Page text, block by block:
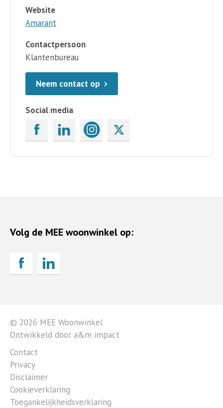
Website
Amarant
Contactpersoon
Klantenbureau
Neem contact op
Social media
Volg de MEE woonwinkel op:
© 2026 MEE Woonwinkel
Ontwikkeld door a&m impact
Contact
Privacy
Disclaimer
Cookieverklaring
Toegankelijkheidsverklaring